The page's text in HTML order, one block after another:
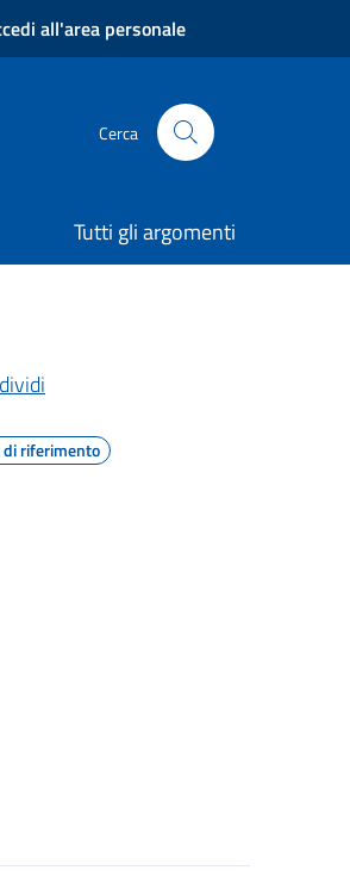
all'area personale
Cerca
Tutti gli argomenti
riferimento